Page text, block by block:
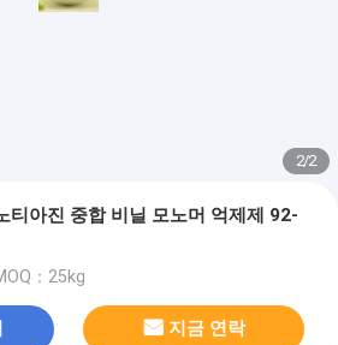
2/2
티아진 중합 비닐 모노머 억제제 92-
：25kg
지금 연락